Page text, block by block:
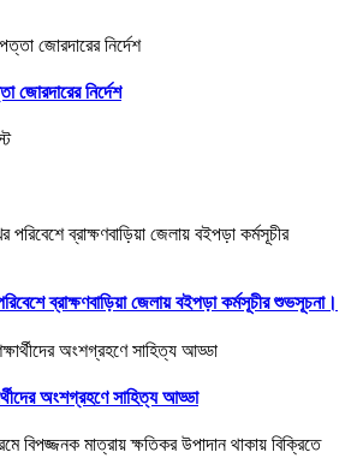
জোরদারের নির্দেশ
ব্রাক্ষণবাড়িয়া জেলায় বইপড়া কর্মসূচীর শুভসূচনা।
অংশগ্রহণে সাহিত্য আড্ডা